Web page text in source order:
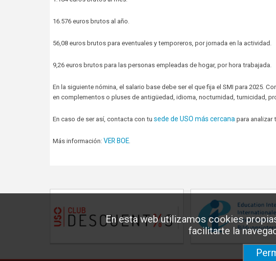
En esta web utilizamos cookies
facilitarte la
16.576 euros brutos al año.
56,08 euros brutos para eventuales y temporeros, por jornada en la actividad.
9,26 euros brutos para las personas empleadas de hogar, por hora trabajada.
En la siguiente nómina, el salario base debe ser el que fija el SMI para 2025.
en complementos o pluses de antigüedad, idioma, nocturnidad, turnicidad,
En caso de ser así, contacta con tu sede de USO más cercana para analizar
Más información: VER BOE.